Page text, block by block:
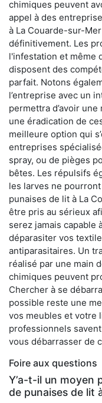
chimiques peuvent
appel à des
à La Couarde-sur-
définitivement. Les
l'infestation et même
disposent des
parfait. Notons
l’entreprise avec un
permettra d’avoir
une éradication de
meilleure option qui
entreprises
spray, ou de pièges
bêtes. Les répulsifs
les larves ne
punaises de lit à La
être pris au sérieux
serez jamais capable
déparasiter vos
antiparasitaires. Un
réalisé par une main
chimiques peuvent
Chercher à se
possible reste une
vos meubles et votre
professionnels
vous débarrasser de
Foire aux questions
Y’a-t-il un moyen
de punaises de lit